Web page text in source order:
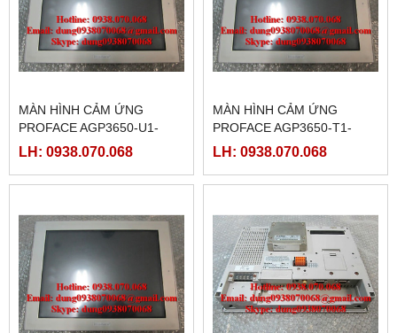
MÀN HÌNH CẢM ỨNG
PROFACE AGP3650-U1-
D24,( PFXGP3650UADC )
LH: 0938.070.068
MÀN HÌNH CẢM ỨNG
PROFACE AGP3650-T1-
D24-M, ( PFXGP3650TADC )
LH: 0938.070.068